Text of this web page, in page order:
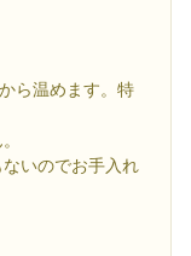
ら温めます。特
いのでお手入れ